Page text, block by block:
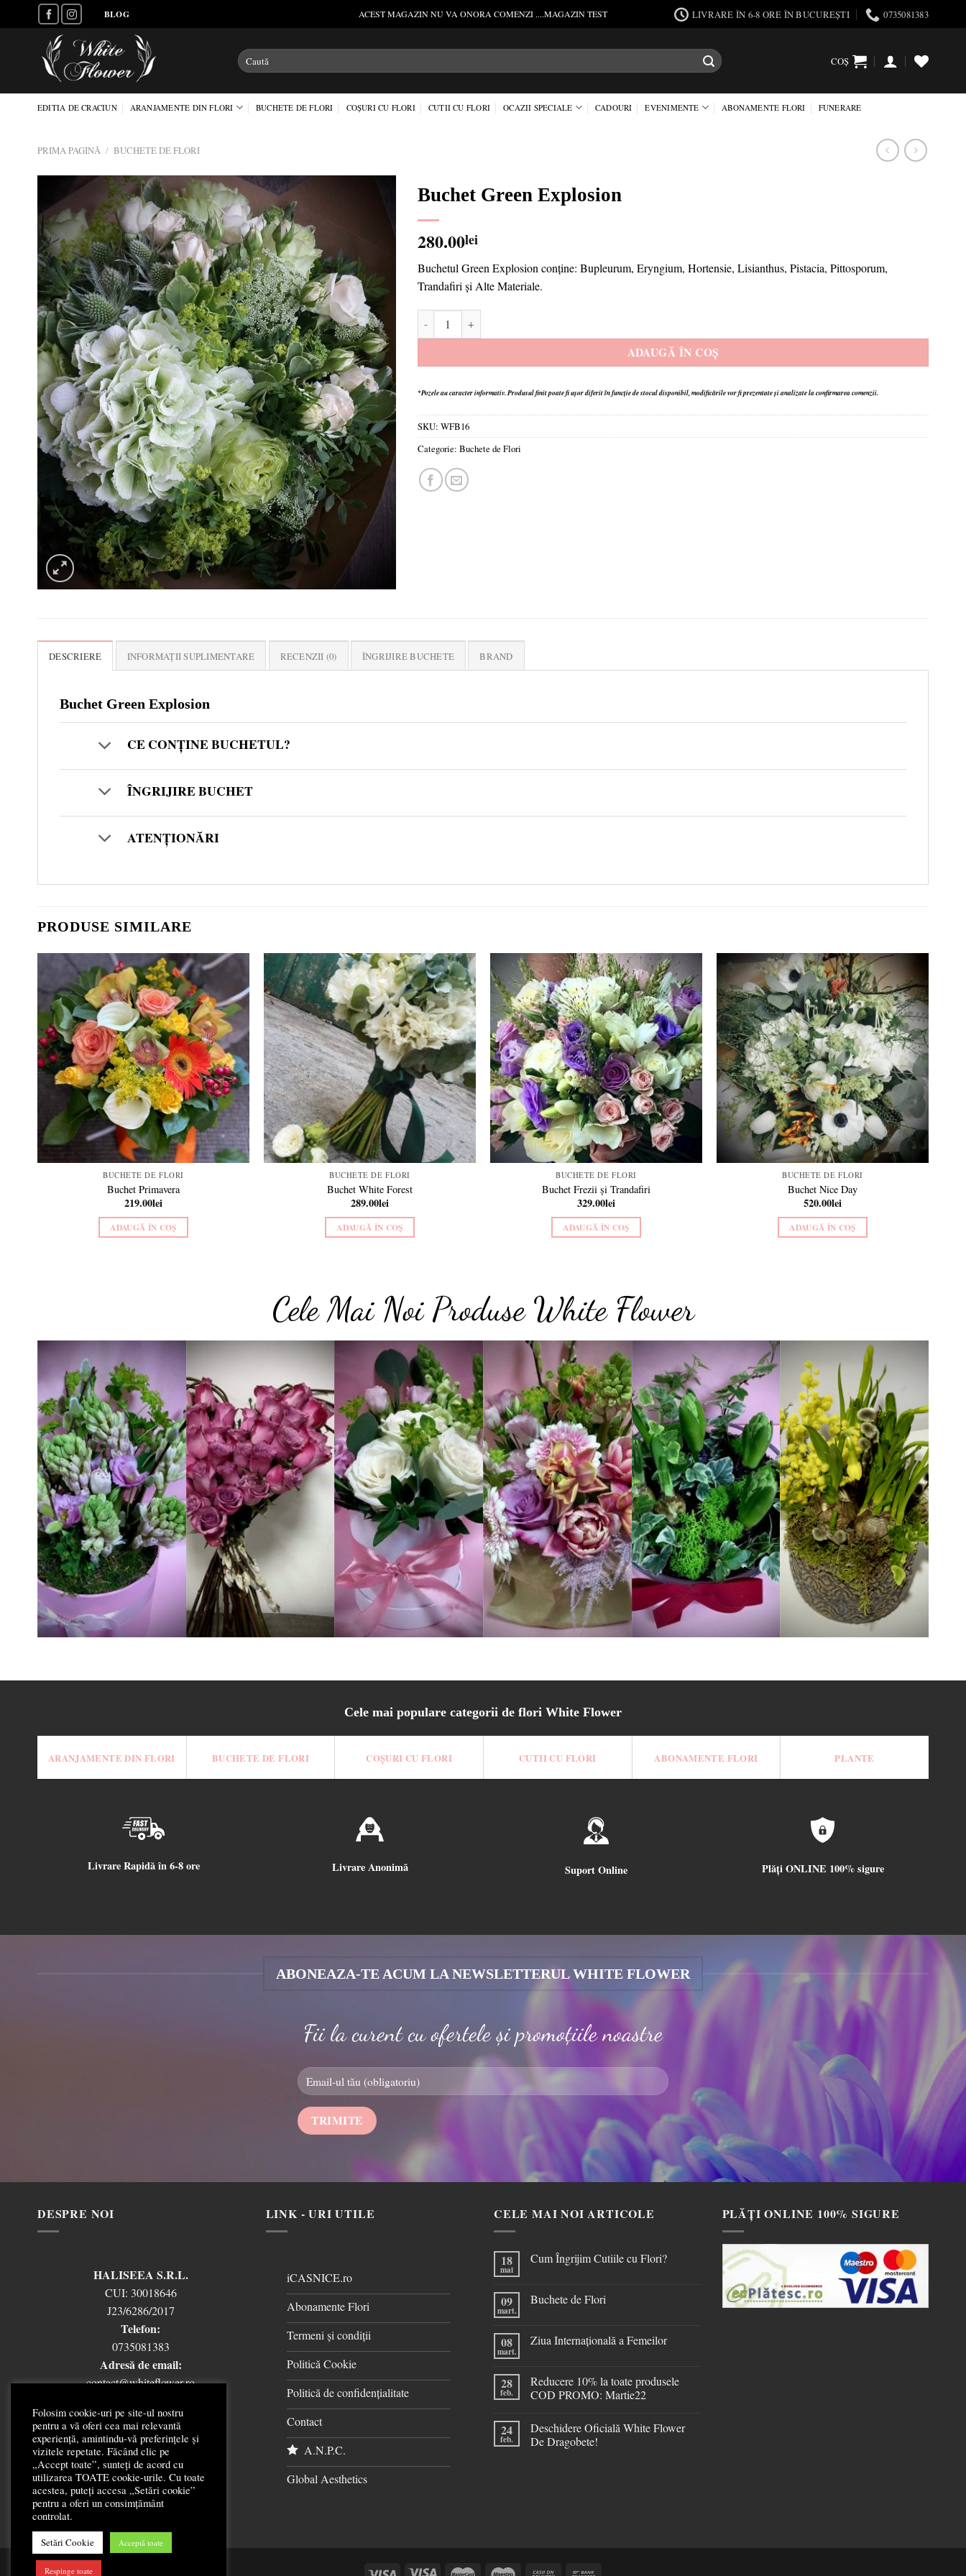
to
BLOG ACEST MAGAZIN NU VA ONORA COMENZI ....MAGAZIN TEST LIVRARE ÎN 6-8 ORE ÎN BUCUREȘTI 0735081383
Caută
după:
COȘ
EDITIA DE CRACIUN ARANJAMENTE DIN FLORI BUCHETE DE FLORI COȘURI CU FLORI CUTII CU FLORI OCAZII SPECIALE CADOURI EVENIMENTE ABONAMENTE FLORI FUNERARE
PRIMA PAGINĂ / BUCHETE DE FLORI
Buchet Green Explosion
280.00lei
Buchetul Green Explosion conține: Bupleurum, Eryngium, Hortensie, Lisianthus, Pistacia, Pittosporum,
Trandafiri și Alte Materiale.
Cantitate Buchet Green Explosion
ADAUGĂ ÎN COȘ
*Pozele au caracter informativ.Produsul finit poate fi ușor diferit în funcție de stocul disponibil,modificările vor fi prezentate și analizate la confirmarea comenzii.
SKU:WFB16
Categorie:Buchete de Flori
DESCRIERE INFORMAȚII SUPLIMENTARE RECENZII (0) ÎNGRIJIRE BUCHETE BRAND
Buchet Green Explosion
CE CONȚINE BUCHETUL?
ÎNGRIJIRE BUCHET
ATENȚIONĂRI
PRODUSE SIMILARE
Add to
wishlist
BUCHETE DE FLORI
Buchet Primavera
219.00lei
ADAUGĂ ÎN COȘ
Add to
wishlist
BUCHETE DE FLORI
Buchet White Forest
289.00lei
ADAUGĂ ÎN COȘ
Add to
wishlist
BUCHETE DE FLORI
Buchet Frezii și Trandafiri
329.00lei
ADAUGĂ ÎN COȘ
Add to
wishlist
BUCHETE DE FLORI
Buchet Nice Day
520.00lei
ADAUGĂ ÎN COȘ
Cele Mai Noi Produse White Flower
Add to
wishlist
Cutie Zambila Willow
130.00lei
Add to
wishlist
Buchet My Heart
280.00lei
Add to
wishlist
Cutie March White
149.00lei
Add to
wishlist
Aranjament Lisi
230.00lei
Add to
wishlist
Aranjament cu Licheni
99.00lei
Add to
wishlist
Aranjament Mimosa
118.00lei
Cele mai populare categorii de flori White Flower
ARANJAMENTE DIN FLORI BUCHETE DE FLORI COȘURI CU FLORI CUTII CU FLORI ABONAMENTE FLORI PLANTE
Livrare Rapidă în 6-8 ore Livrare Anonimă Suport Online Plăți ONLINE 100% sigure
ABONEAZA-TE ACUM LA NEWSLETTERUL WHITE FLOWER
Fii la curent cu ofertele și promoțiile noastre
DESPRE NOI
HALISEEA S.R.L.
CUI: 30018646
J23/6286/2017
Telefon:
0735081383
Adresă de email:
contact@whiteflower.ro
LINK - URI UTILE
iCASNICE.ro
Abonamente Flori
Termeni și condiții
Politică Cookie
Politică de confidențialitate
Contact
A.N.P.C.
Global Aesthetics
CELE MAI NOI ARTICOLE
18
mai
Cum Îngrijim Cutiile cu Flori?
09
mart.
Buchete de Flori
08
mart.
Ziua Internațională a Femeilor
28
feb.
Reducere 10% la toate produsele
COD PROMO: Martie22
24
feb.
Deschidere Oficială White Flower
De Dragobete!
PLĂȚI ONLINE 100% SIGURE
Folosim cookie-uri pe site-ul nostru
pentru a vă oferi cea mai relevantă
experiență, amintindu-vă preferințele și
vizitele repetate. Făcând clic pe
„Accept toate”, sunteți de acord cu
utilizarea TOATE cookie-urile. Cu toate
acestea, puteți accesa „Setări cookie”
pentru a oferi un consimțământ
controlat.
Setări Cookie Acceptă toate
Respinge toate